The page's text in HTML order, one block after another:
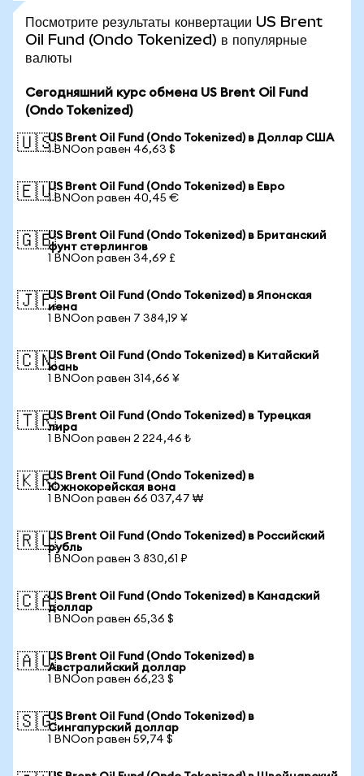
Посмотрите результаты конвертации US Brent
Oil Fund (Ondo Tokenized) в популярные
валюты
Сегодняшний курс обмена US Brent Oil Fund
(Ondo Tokenized)
🇺🇸US Brent Oil Fund (Ondo Tokenized) в Доллар США
1 BNOon равен 46,63 $
🇪🇺US Brent Oil Fund (Ondo Tokenized) в Евро
1 BNOon равен 40,45 €
🇬🇧US Brent Oil Fund (Ondo Tokenized) в Британский
фунт стерлингов
1 BNOon равен 34,69 £
🇯🇵US Brent Oil Fund (Ondo Tokenized) в Японская
иена
1 BNOon равен 7 384,19 ¥
🇨🇳US Brent Oil Fund (Ondo Tokenized) в Китайский
юань
1 BNOon равен 314,66 ¥
🇹🇷US Brent Oil Fund (Ondo Tokenized) в Турецкая
лира
1 BNOon равен 2 224,46 ₺
🇰🇷US Brent Oil Fund (Ondo Tokenized) в
Южнокорейская вона
1 BNOon равен 66 037,47 ₩
🇷🇺US Brent Oil Fund (Ondo Tokenized) в Российский
рубль
1 BNOon равен 3 830,61 ₽
🇨🇦US Brent Oil Fund (Ondo Tokenized) в Канадский
доллар
1 BNOon равен 65,36 $
🇦🇺US Brent Oil Fund (Ondo Tokenized) в
Австралийский доллар
1 BNOon равен 66,23 $
🇸🇬US Brent Oil Fund (Ondo Tokenized) в
Сингапурский доллар
1 BNOon равен 59,74 $